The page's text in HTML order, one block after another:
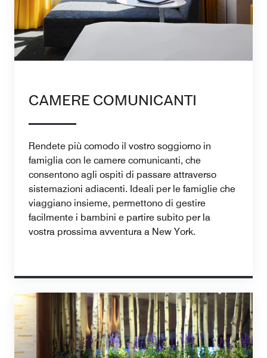
CAMERE COMUNICANTI
Rendete più comodo il vostro soggiorno in
famiglia con le camere comunicanti, che
consentono agli ospiti di passare attraverso
sistemazioni adiacenti. Ideali per le famiglie che
viaggiano insieme, permettono di gestire
facilmente i bambini e partire subito per la
vostra prossima avventura a New York.